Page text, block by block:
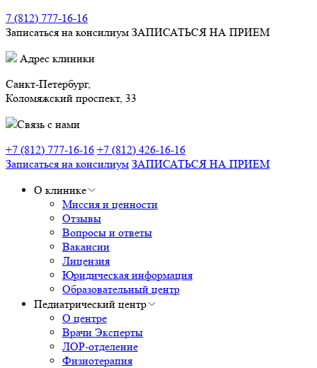
7 (812) 777-16-16
Записаться на консилиум ЗАПИСАТЬСЯ НА ПРИЕМ
Адрес клиники
Санкт-Петербург,
Коломяжский проспект, 33
Связь с нами
+7 (812) 777-16-16 +7 (812) 426-16-16
Записаться на консилиум ЗАПИСАТЬСЯ НА ПРИЕМ
О клинике
Миссия и ценности
Отзывы
Вопросы и ответы
Вакансии
Лицензия
Юридическая информация
Образовательный центр
Педиатрический центр
О центре
Врачи Эксперты
ЛОР-отделение
Физиотерапия